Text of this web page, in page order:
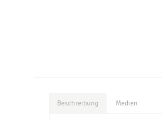
Beschreibung Medien